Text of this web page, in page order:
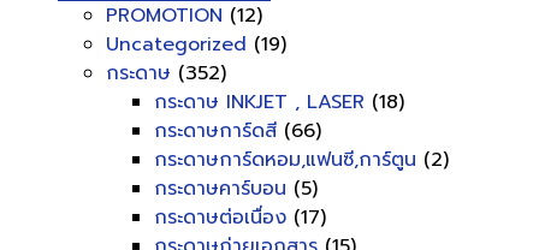
PROMOTION (12)
Uncategorized (19)
กระดาษ (352)
กระดาษ INKJET , LASER (18)
กระดาษการ์ดสี (66)
กระดาษการ์ดหอม,แฟนซี,การ์ตูน (2)
กระดาษคาร์บอน (5)
กระดาษต่อเนื่อง (17)